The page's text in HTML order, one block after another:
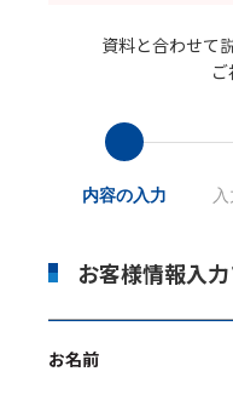
資料と合わせて
内容の入力
お客様情報入
お名前